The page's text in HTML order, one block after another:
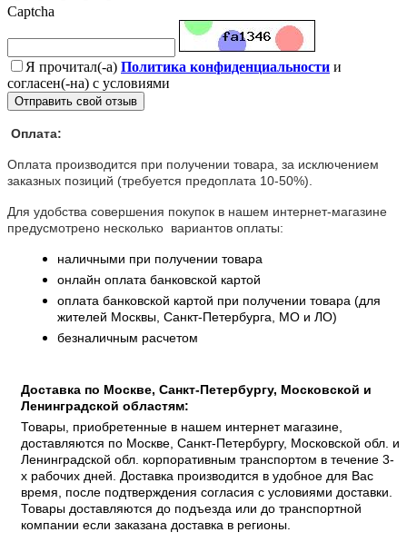
Captcha
Я прочитал(-а) Политика конфиденциальности и
согласен(-на) с условиями
Отправить свой отзыв
Оплата:
Оплата производится при получении товара, за исключением
заказных позиций (требуется предоплата 10-50%).
Для удобства совершения покупок в нашем интернет-магазине
предусмотрено несколько вариантов оплаты:
наличными при получении товара
онлайн оплата банковской картой
оплата банковской картой при получении товара (для
жителей Москвы, Санкт-Петербурга, МО и ЛО)
безналичным расчетом
Доставка по Москве, Санкт-Петербургу, Московской и
Ленинградской областям:
Товары, приобретенные в нашем интернет магазине,
доставляются по Москве, Санкт-Петербургу, Московской обл. и
Ленинградской обл. корпоративным транспортом в течение 3-
х рабочих дней. Доставка производится в удобное для Вас
время, после подтверждения согласия с условиями доставки.
Товары доставляются до подъезда или до транспортной
компании если заказана доставка в регионы.